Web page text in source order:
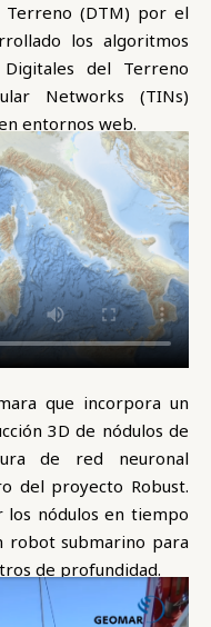
Terreno (DTM) por el
los algoritmos
del Terreno
Networks (TINs)
entornos web.
que incorpora un
3D de nódulos de
de red neuronal
del proyecto Robust.
nódulos en tiempo
robot submarino para
de profundidad.